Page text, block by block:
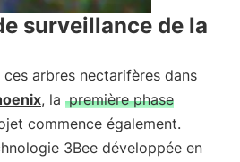
surveillance de la
arbres nectarifères dans
, la première phase
commence également.
3Bee développée en